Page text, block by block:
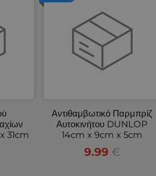
31cm
Αντιθαμβωτικό Παρμπρίζ
Αυτοκινήτου DUNLOP
14cm x 9cm x 5cm
9.99 €